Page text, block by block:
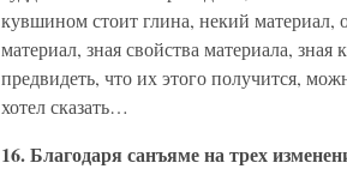
кувшином стоит глина, некий материал,
материал, зная свойства материала,
предвидеть, что их этого получится,
хотел сказать…
16. Благодаря санъяме на трех